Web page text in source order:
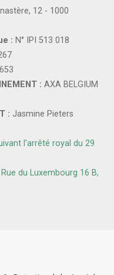
12 - 1000
: N° IPI 513 018
: AXA BELGIUM
: Jasmine Pieters
l'arrêté royal du 29
Rue du Luxembourg 16 B,